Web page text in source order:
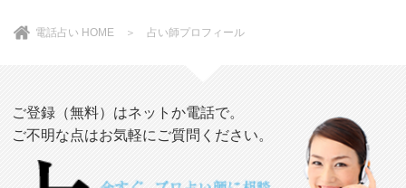
電話占い HOME ＞ 占い師プロフィール
ご登録（無料）はネットか電話で。
ご不明な点はお気軽にご質問ください。